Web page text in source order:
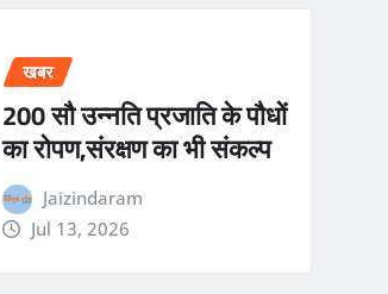
खबर
200 सौ उन्नति प्रजाति के पौधों
का रोपण,संरक्षण का भी संकल्प
Jaizindaram
Jul 13, 2026